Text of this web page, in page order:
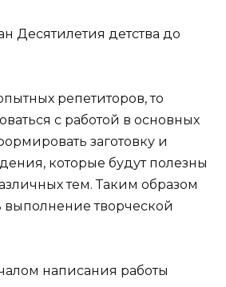
Десятилетия детства до
репетиторов, то
с работой в основных
заготовку и
которые будут полезны
тем. Таким образом
выполнение творческой
написания работы